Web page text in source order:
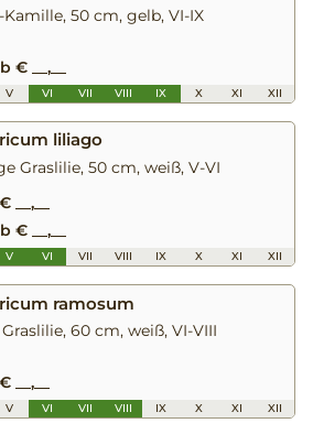
Kamille, 50 cm, gelb, VI-IX
€ __,__
V VI VII VIII IX X XI XII
liliago
Graslilie, 50 cm, weiß, V-VI
__,__
€ __,__
V VI VII VIII IX X XI XII
ramosum
60 cm, weiß, VI-VIII
__,__
V VI VII VIII IX X XI XII